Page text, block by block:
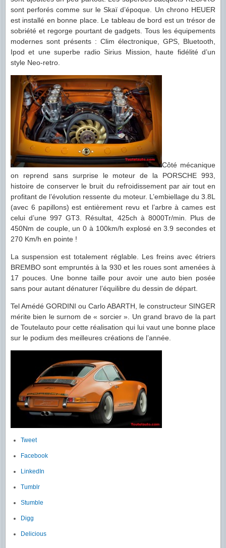
sont perforés comme sur le Skaï d’époque. Un chrono HEUER
est installé en bonne place. Le tableau de bord est un trésor de
sobriété et regorge pourtant de gadgets. Tous les équipements
modernes sont présents : Clim électronique, GPS, Bluetooth,
Ipod et une superbe radio Sirius Mission, haute fidélité d’un
style Neo-retro.
Côté mécanique
on reprend sans surprise le moteur de la PORSCHE 993,
histoire de conserver le bruit du refroidissement par air tout en
profitant de l’évolution ressente du moteur. L’embiellage du 3.8L
(avec 6 papillons) est entièrement revu et l’arbre à cames est
celui d’une 997 GT3. Résultat, 425ch à 8000Tr/min. Plus de
450Nm de couple, un 0 à 100km/h explosé en 3.9 secondes et
270 Km/h en pointe !
La suspension est totalement réglable. Les freins avec étriers
BREMBO sont empruntés à la 930 et les roues sont amenées à
17 pouces. Une bonne taille pour avoir une auto bien posée
sans pour autant dénaturer l’équilibre du dessin de départ.
Tel Amédé GORDINI ou Carlo ABARTH, le constructeur SINGER
mérite bien le surnom de « sorcier ». Un grand bravo de la part
de Toutelauto pour cette réalisation qui lui vaut une bonne place
sur le podium des meilleures créations de l’année.
Tweet
Facebook
LinkedIn
Tumblr
Stumble
Digg
Delicious